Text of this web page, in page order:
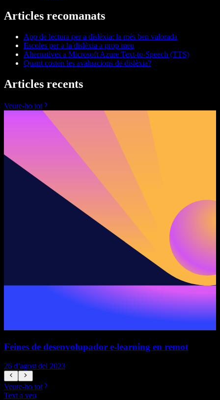
Articles recomanats
App de lectura per a dislèxia: la més ben valorada
Escoles per a la dislèxia a prop meu
Alternatives a Microsoft Azure Text-to-Speech (TTS)
Quant costen les avaluacions de dislèxia?
Articles recents
Veure-ho tot
Feines de desenvolupador e-learning en remot
26 d’agost del 2023
Veure-ho tot
Text a veu